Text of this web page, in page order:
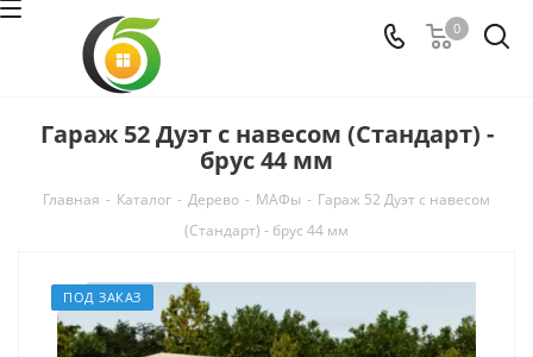
0
Гараж 52 Дуэт с навесом (Стандарт) -
брус 44 мм
Главная - Каталог - Дерево - МАФы - Гараж 52 Дуэт с навесом
(Стандарт) - брус 44 мм
ПОД ЗАКАЗ